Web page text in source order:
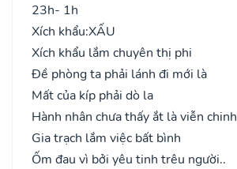
23h- 1h
Xích khẩu:XẤU
Xích khẩu lắm chuyên thị phi
Đề phòng ta phải lánh đi mới là
Mất của kíp phải dò la
Hành nhân chưa thấy ắt là viễn chinh
Gia trạch lắm việc bất bình
Ốm đau vì bởi yêu tinh trêu người..